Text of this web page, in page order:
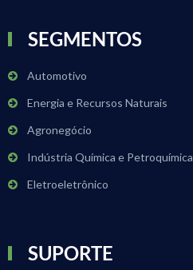
SEGMENTOS
Automotivo
Energia e Recursos Naturais
Agronegócio
Indústria Química e Petroquímica
Eletroeletrônico
SUPORTE